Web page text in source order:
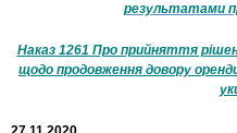
результатами
Наказ 1261 Про прийняття
щодо продовження довору